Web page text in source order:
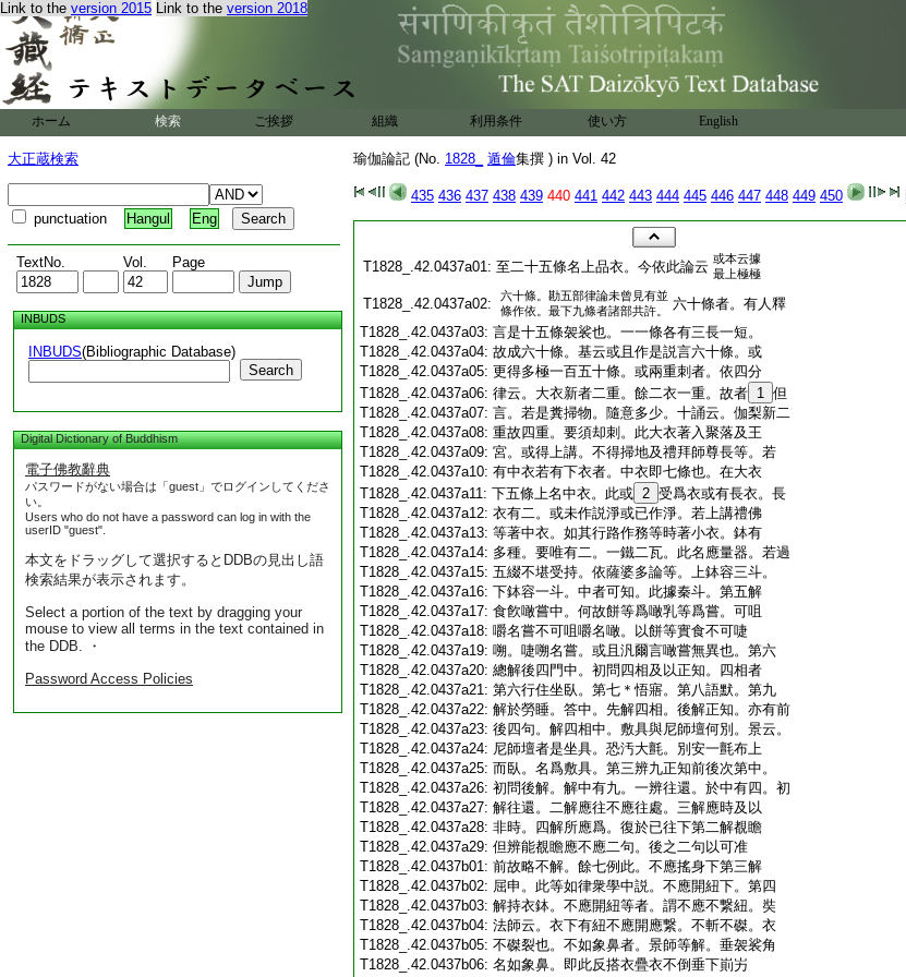
Link to the version 2015 Link to the version 2018
ホーム 検索 ご挨拶 組織 利用条件 使い方 English
大正蔵検索
punctuation Hangul Eng
TextNo. Vol. Page
INBUDS
INBUDS(Bibliographic Database)
Search
Digital Dictionary of Buddhism
電子佛教辭典
パスワードがない場合は「guest」でログインしてくださ
い。
Users who do not have a password can log in with the
userID "guest".
本文をドラッグして選択するとDDBの見出し語
検索結果が表示されます。
Select a portion of the text by dragging your
mouse to view all terms in the text contained in
the DDB. ・
Password Access Policies
瑜伽論記 (No. 1828_ 遁倫集撰 ) in Vol. 42
435 436 437 438 439 440 441 442 443 444 445 446 447 448 449 450
T1828_.42.0437a01: 至二十五條名上品衣。今依此論云 或本云據
最上極極
T1828_.42.0437a02:
六十條。勘五部律論未曾見有並
條作依。最下九條者諸部共許。
六十條者。有人釋
T1828_.42.0437a03: 言是十五條袈裟也。一一條各有三長一短。
T1828_.42.0437a04: 故成六十條。基云或且作是説言六十條。或
T1828_.42.0437a05: 更得多極一百五十條。或兩重刺者。依四分
T1828_.42.0437a06: 律云。大衣新者二重。餘二衣一重。故者 1 但
T1828_.42.0437a07: 言。若是糞掃物。隨意多少。十誦云。伽梨新二
T1828_.42.0437a08: 重故四重。要須却刺。此大衣著入聚落及王
T1828_.42.0437a09: 宮。或得上講。不得掃地及禮拜師尊長等。若
T1828_.42.0437a10: 有中衣若有下衣者。中衣即七條也。在大衣
T1828_.42.0437a11: 下五條上名中衣。此或 2 受爲衣或有長衣。長
T1828_.42.0437a12: 衣有二。或未作説淨或已作淨。若上講禮佛
T1828_.42.0437a13: 等著中衣。如其行路作務等時著小衣。鉢有
T1828_.42.0437a14: 多種。要唯有二。一鐵二瓦。此名應量器。若過
T1828_.42.0437a15: 五綴不堪受持。依薩婆多論等。上鉢容三斗。
T1828_.42.0437a16: 下鉢容一斗。中者可知。此據秦斗。第五解
T1828_.42.0437a17: 食飮噉嘗中。何故餅等爲噉乳等爲嘗。可咀
T1828_.42.0437a18: 嚼名嘗不可咀嚼名噉。以餅等實食不可啑
T1828_.42.0437a19: 嗍。啑嗍名嘗。或且汎爾言噉嘗無異也。第六
T1828_.42.0437a20: 總解後四門中。初問四相及以正知。四相者
T1828_.42.0437a21: 第六行住坐臥。第七＊悟寤。第八語默。第九
T1828_.42.0437a22: 解於勞睡。答中。先解四相。後解正知。亦有前
T1828_.42.0437a23: 後四句。解四相中。敷具與尼師壇何別。景云。
T1828_.42.0437a24: 尼師壇者是坐具。恐汚大氈。別安一氈布上
T1828_.42.0437a25: 而臥。名爲敷具。第三辨九正知前後次第中。
T1828_.42.0437a26: 初問後解。解中有九。一辨往還。於中有四。初
T1828_.42.0437a27: 解往還。二解應往不應往處。三解應時及以
T1828_.42.0437a28: 非時。四解所應爲。復於已往下第二解覩瞻
T1828_.42.0437a29: 但辨能覩瞻應不應二句。後之二句以可准
T1828_.42.0437b01: 前故略不解。餘七例此。不應搖身下第三解
T1828_.42.0437b02: 屈申。此等如律衆學中説。不應開紐下。第四
T1828_.42.0437b03: 解持衣鉢。不應開紐等者。謂不應不繋紐。奘
T1828_.42.0437b04: 法師云。衣下有紐不應開應繋。不斬不磔。衣
T1828_.42.0437b05: 不磔裂也。不如象鼻者。景師等解。垂袈裟角
T1828_.42.0437b06: 名如象鼻。即此反搭衣疊衣不倒垂下崱屴